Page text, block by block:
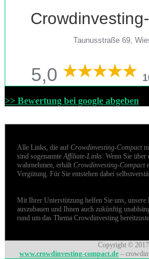
Taunusstraße 69,
5,0
>> Bewertung bei google abgeben
Alle Links, die auf Crowdinvesting-Compact
sind sogenannte Affiliate-Links . Wenn Sie
wahrnehmen, erhält Crowdinvesting-Compact
Vergütung. Für Sie entstehen dabei
Mit Ihrer Unterstützung helfen Sie uns, unsere
auszubauen und Ihnen auch zukünftig
rund um das Thema Crowdinvesting
Copyright ©
www.crowdinvesting-compact.de –